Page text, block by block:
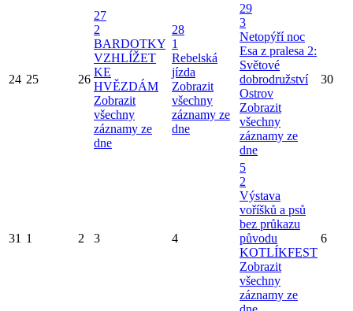
24 25 26
27
2
BARDOTKY
VZHLÍŽET
KE
HVĚZDÁM
Zobrazit
všechny
záznamy ze
dne
28
1
Rebelská
jízda
Zobrazit
všechny
záznamy ze
dne
29
3
Netopýří noc
Esa z pralesa 2:
Světové
dobrodružství
Ostrov
Zobrazit
všechny
záznamy ze
dne
30
31 1 2 3 4
5
2
Výstava
voříšků a psů
bez průkazu
původu
KOTLÍKFEST
Zobrazit
všechny
záznamy ze
6